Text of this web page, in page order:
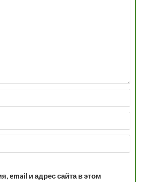
email и адрес сайта в этом